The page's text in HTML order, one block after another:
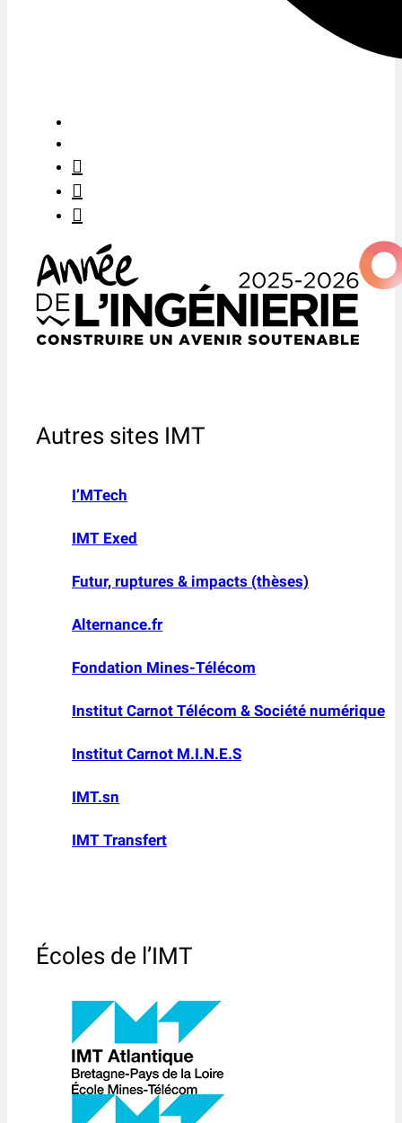
Autres sites IMT
I’MTech
IMT Exed
Futur, ruptures & impacts (thèses)
Alternance.fr
Fondation Mines-Télécom
Institut Carnot Télécom & Société numérique
Institut Carnot M.I.N.E.S
IMT.sn
IMT Transfert
Écoles de l’IMT